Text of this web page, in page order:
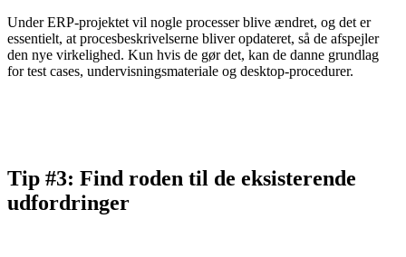
Under ERP-projektet vil nogle processer blive ændret, og det er
essentielt, at procesbeskrivelserne bliver opdateret, så de afspejler
den nye virkelighed. Kun hvis de gør det, kan de danne grundlag
for test cases, undervisningsmateriale og desktop-procedurer.
Tip #3: Find roden til de eksisterende
udfordringer